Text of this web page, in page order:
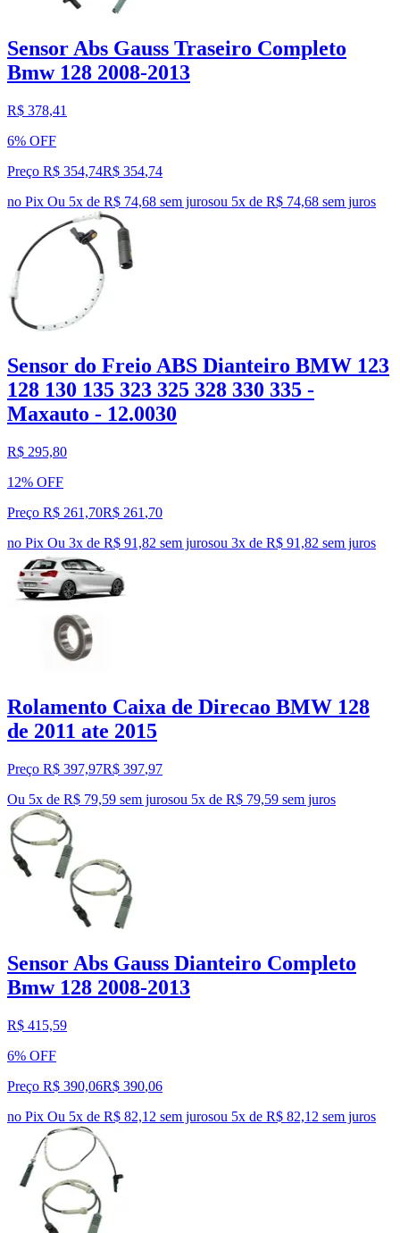
Sensor Abs Gauss Traseiro Completo
Bmw 128 2008-2013
R$ 378,41
6% OFF
Preço R$ 354,74R$ 354,74
no Pix Ou 5x de R$ 74,68 sem jurosou 5x de R$ 74,68 sem juros
Sensor do Freio ABS Dianteiro BMW 123
128 130 135 323 325 328 330 335 -
Maxauto - 12.0030
R$ 295,80
12% OFF
Preço R$ 261,70R$ 261 ,70
no Pix Ou 3x de R$ 91,82 sem jurosou 3x de R$ 91,82 sem juros
Rolamento Caixa de Direcao BMW 128
de 2011 ate 2015
Preço R$ 397,97R$ 397,97
Ou 5x de R$ 79,59 sem jurosou 5x de R$ 79,59 sem juros
Sensor Abs Gauss Dianteiro Completo
Bmw 128 2008-2013
R$ 415,59
6% OFF
Preço R$ 390,06R$ 390,06
no Pix Ou 5x de R$ 82,12 sem jurosou 5x de R$ 82,12 sem juros